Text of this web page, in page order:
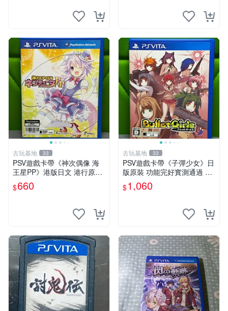
古玩基地 33
PSV遊戲卡帶《神次偶像 海
王星PP》港版日文 港行原裝
正規運作 成色如圖 確認再拍
神次偶像 PSV 港版 日文 港行
$660
古玩基地 33
PSV遊戲卡帶《子彈少女》日
版原裝 功能完好實測通過 正
品保證 成色如圖請君自定 子
彈少女 PSV 日版 游戲卡帶 新
$1,060